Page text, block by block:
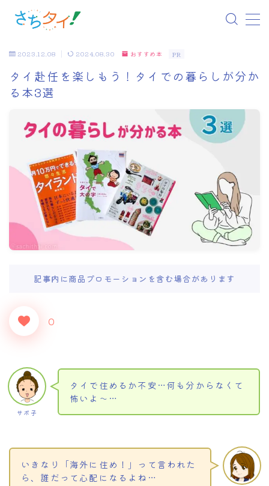
ホーム
お金関係
子育て
生活関連
2023.12.08 2024.08.30 おすすめ本 PR
タイ赴任を楽しもう！タイでの暮らしが分か
る本3選
記事内に商品プロモーションを含む場合があります
0
サボ子
タイで住めるか不安…何も分からなくて
怖いよ～…
いきなり「海外に住め！」って言われた
ら、誰だって心配になるよね…